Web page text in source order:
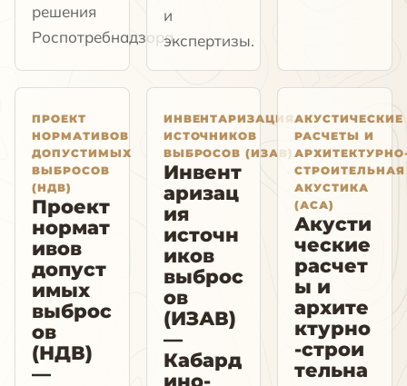
решения
Роспотребнадзора.
и
экспертизы.
ПРОЕКТ
НОРМАТИВОВ
ДОПУСТИМЫХ
ВЫБРОСОВ
(НДВ)
Проект
нормат
ивов
допуст
имых
выброс
ов
(НДВ)
—
ИНВЕНТАРИЗАЦИЯ
ИСТОЧНИКОВ
ВЫБРОСОВ (ИЗАВ)
Инвент
аризац
ия
источн
иков
выброс
ов
(ИЗАВ)
—
Кабард
ино-
АКУСТИЧЕСКИЕ
РАСЧЕТЫ И
СТРОИТЕЛЬНАЯ
АКУСТИКА
(АСА)
Акусти
ческие
расчет
ы и
архите
ктурно
-строи
тельна